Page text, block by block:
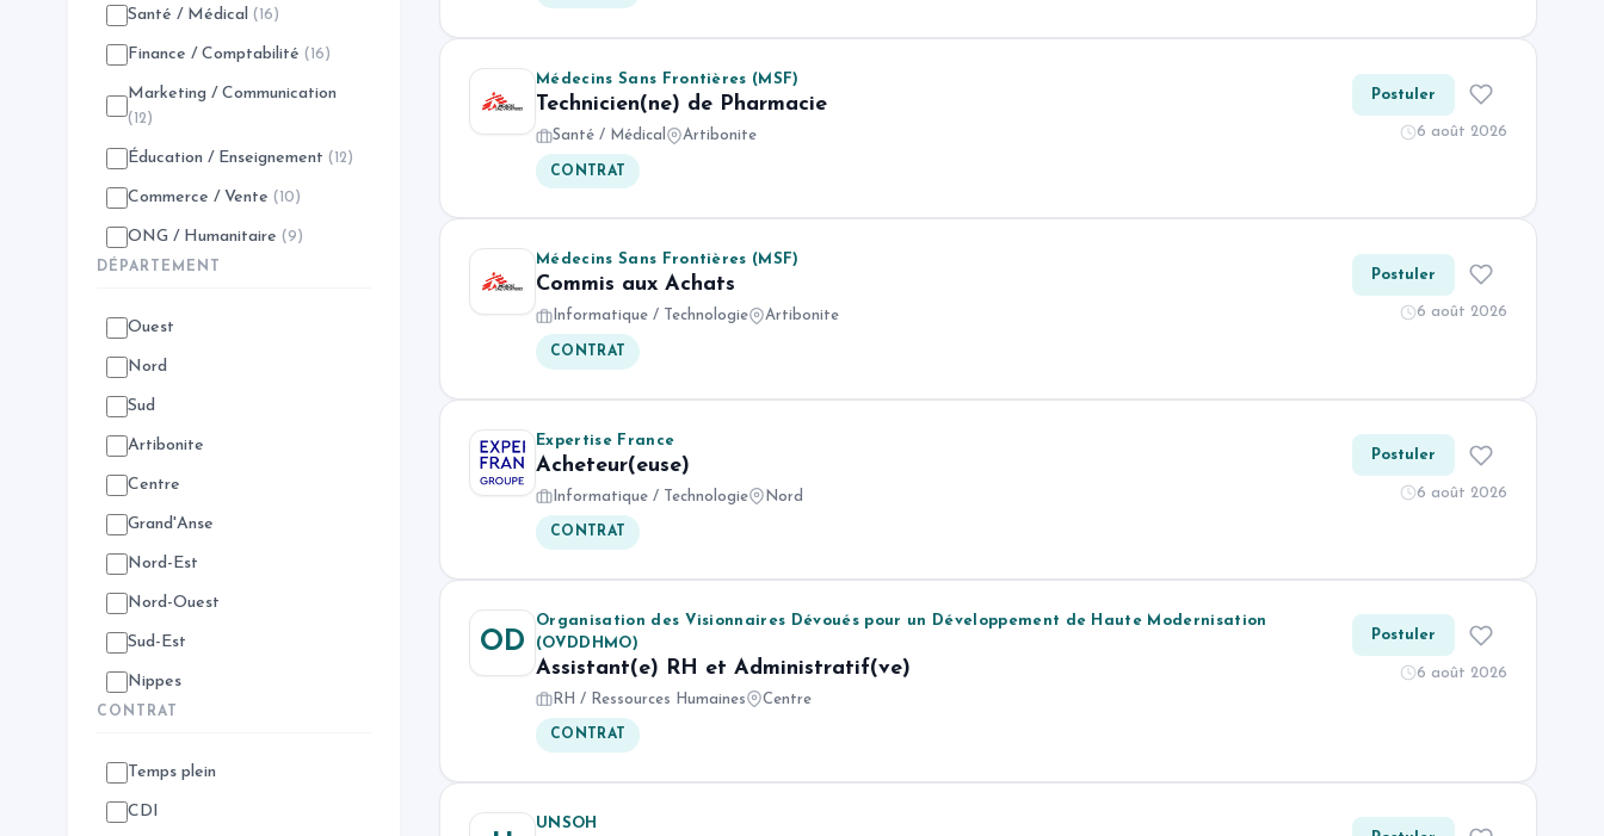
Santé / Médical (16)
Finance / Comptabilité (16)
Marketing / Communication
(12)
Éducation / Enseignement (12)
Commerce / Vente (10)
ONG / Humanitaire (9)
DÉPARTEMENT
Ouest
Nord
Sud
Artibonite
Centre
Grand'Anse
Nord-Est
Nord-Ouest
Sud-Est
Nippes
CONTRAT
Temps plein
CDI
Médecins Sans Frontières (MSF)
Technicien(ne) de Pharmacie
Santé / Médical Artibonite
CONTRAT
6 août 2026
Postuler
Médecins Sans Frontières (MSF)
Commis aux Achats
Informatique / Technologie Artibonite
CONTRAT
6 août 2026
Postuler
Expertise France
Acheteur(euse)
Informatique / Technologie Nord
CONTRAT
6 août 2026
Postuler
OD
Organisation des Visionnaires Dévoués pour un Développement de Haute Modernisation
(OVDDHMO)
Assistant(e) RH et Administratif(ve)
RH / Ressources Humaines Centre
CONTRAT
6 août 2026
Postuler
UNSOH